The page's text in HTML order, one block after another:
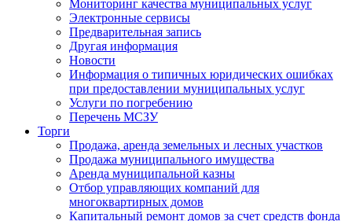
Мониторинг качества муниципальных услуг
Электронные сервисы
Предварительная запись
Другая информация
Новости
Информация о типичных юридических ошибках
при предоставлении муниципальных услуг
Услуги по погребению
Перечень МСЗУ
Торги
Продажа, аренда земельных и лесных участков
Продажа муниципального имущества
Аренда муниципальной казны
Отбор управляющих компаний для
многоквартирных домов
Капитальный ремонт домов за счет средств фонда